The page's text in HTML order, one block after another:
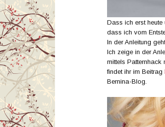
Dass ich erst heute
dass ich vom
In der Anleitung
Ich zeige in der
mittels Patternhack
findet ihr im Beitrag
Bernina-Blog.